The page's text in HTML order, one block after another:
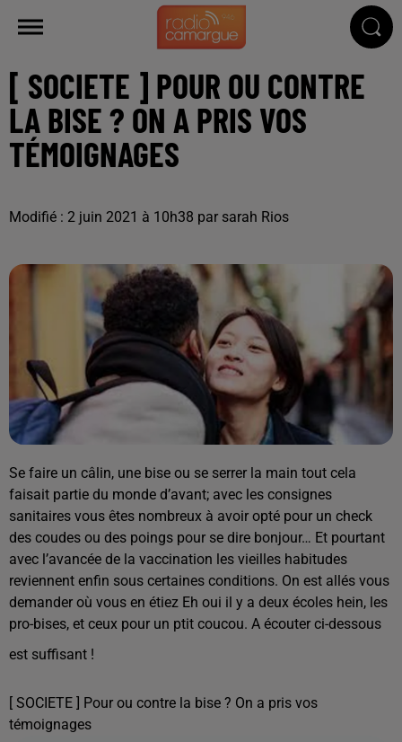
[ SOCIETE ] POUR OU CONTRE
LA BISE ? ON A PRIS VOS
TÉMOIGNAGES
Modifié : 2 juin 2021 à 10h38 par sarah Rios
Se faire un câlin, une bise ou se serrer la main tout cela
faisait partie du monde d’avant; avec les consignes
sanitaires vous êtes nombreux à avoir opté pour un check
des coudes ou des poings pour se dire bonjour… Et pourtant
avec l’avancée de la vaccination les vieilles habitudes
reviennent enfin sous certaines conditions. On est allés vous
demander où vous en étiez Eh oui il y a deux écoles hein, les
pro-bises, et ceux pour un ptit coucou. A écouter ci-dessous
est suffisant !
[ SOCIETE ] Pour ou contre la bise ? On a pris vos
témoignages